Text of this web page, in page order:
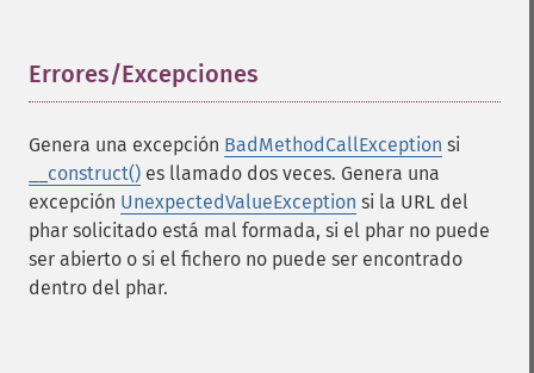
Errores/Excepciones
Genera una excepción BadMethodCallException si
__construct() es llamado dos veces. Genera una
excepción UnexpectedValueException si la URL del
phar solicitado está mal formada, si el phar no puede
ser abierto o si el fichero no puede ser encontrado
dentro del phar.